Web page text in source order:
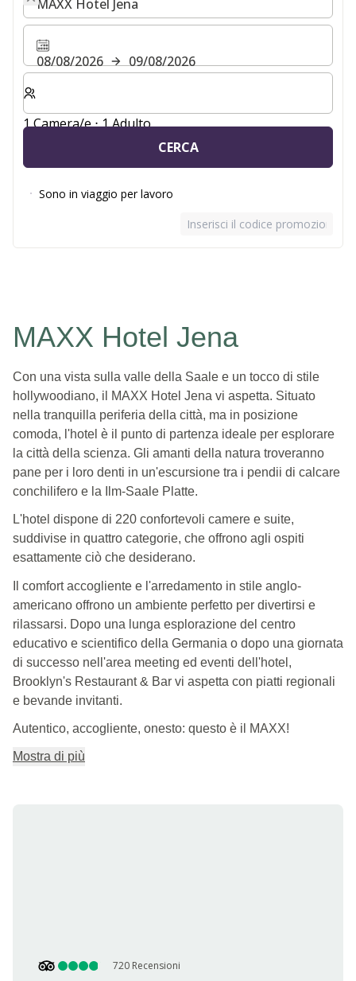
08/08/2026
09/08/2026
Selezionare il numero di camere e di ospiti per il
1 Camera/e ⋅ 1 Adulto
CERCA
Sono in viaggio per lavoro
Inserisci il codice promozionale
MAXX Hotel Jena
Con una vista sulla valle della Saale e un tocco di stile
hollywoodiano, il MAXX Hotel Jena vi aspetta. Situato
nella tranquilla periferia della città, ma in posizione
comoda, l'hotel è il punto di partenza ideale per esplorare
la città della scienza. Gli amanti della natura troveranno
pane per i loro denti in un'escursione tra i pendii di calcare
conchilifero e la Ilm-Saale Platte.
L'hotel dispone di 220 confortevoli camere e suite,
suddivise in quattro categorie, che offrono agli ospiti
esattamente ciò che desiderano.
Il comfort accogliente e l'arredamento in stile anglo-
americano offrono un ambiente perfetto per divertirsi e
rilassarsi. Dopo una lunga esplorazione del centro
educativo e scientifico della Germania o dopo una giornata
di successo nell'area meeting ed eventi dell'hotel,
Brooklyn's Restaurant & Bar vi aspetta con piatti regionali
e bevande invitanti.
Autentico, accogliente, onesto: questo è il MAXX!
Mostra di più
720 Recensioni